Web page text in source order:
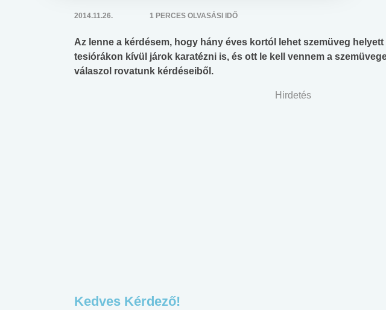
2014.11.26. 1 PERCES OLVASÁSI IDŐ
Az lenne a kérdésem, hogy hány éves kortól lehet szemüveg
tesiórákon kívül járok karatézni is, és ott le kell vennem a
válaszol rovatunk kérdéseiből.
Hirdetés
Kedves Kérdező!